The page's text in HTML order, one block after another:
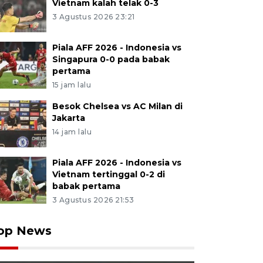
Vietnam kalah telak 0-3
3 Agustus 2026 23:21
Piala AFF 2026 - Indonesia vs
Singapura 0-0 pada babak
pertama
15 jam lalu
Besok Chelsea vs AC Milan di
Jakarta
14 jam lalu
Piala AFF 2026 - Indonesia vs
Vietnam tertinggal 0-2 di
babak pertama
3 Agustus 2026 21:53
News